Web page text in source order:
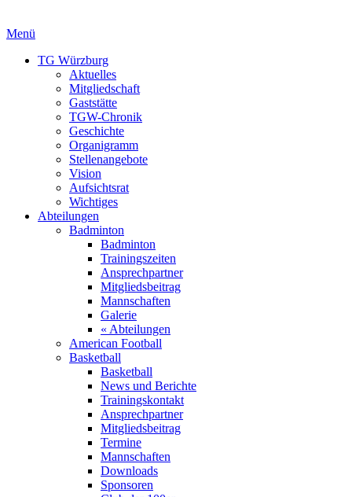
Menü
TG Würzburg
Aktuelles
Mitgliedschaft
Gaststätte
TGW-Chronik
Geschichte
Organigramm
Stellenangebote
Vision
Aufsichtsrat
Wichtiges
Abteilungen
Badminton
Badminton
Trainingszeiten
Ansprechpartner
Mitgliedsbeitrag
Mannschaften
Galerie
« Abteilungen
American Football
Basketball
Basketball
News und Berichte
Trainingskontakt
Ansprechpartner
Mitgliedsbeitrag
Termine
Mannschaften
Downloads
Sponsoren